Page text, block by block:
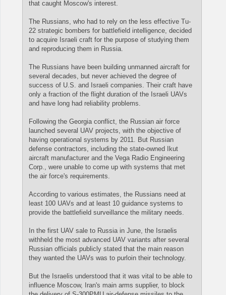
that caught Moscow's interest.
The Russians, who had to rely on the less effective Tu-
22 strategic bombers for battlefield intelligence, decided
to acquire Israeli craft for the purpose of studying them
and reproducing them in Russia.
The Russians have been building unmanned aircraft for
several decades, but never achieved the degree of
success of U.S. and Israeli companies. Their craft have
only a fraction of the flight duration of the Israeli UAVs
and have long had reliability problems.
Following the Georgia conflict, the Russian air force
launched several UAV projects, with the objective of
having operational systems by 2011. But Russian
defense contractors, including the state-owned Ikut
aircraft manufacturer and the Vega Radio Engineering
Corp., were unable to come up with systems that met
the air force's requirements.
According to various estimates, the Russians need at
least 100 UAVs and at least 10 guidance systems to
provide the battlefield surveillance the military needs.
In the first UAV sale to Russia in June, the Israelis
withheld the most advanced UAV variants after several
Russian officials publicly stated that the main reason
they wanted the UAVs was to purloin their technology.
But the Israelis understood that it was vital to be able to
influence Moscow, Iran's main arms supplier, to block